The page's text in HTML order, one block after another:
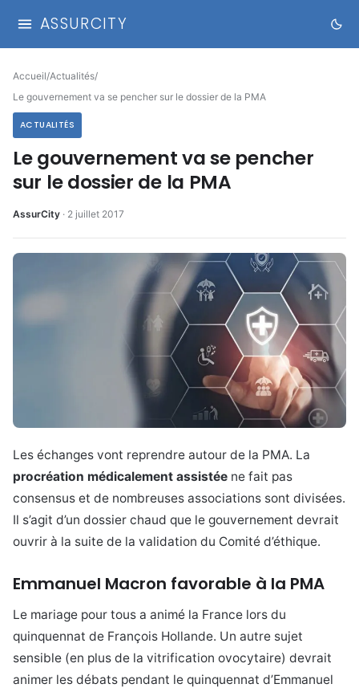
ASSURCITY
Accueil/Actualités/
Le gouvernement va se pencher sur le dossier de la PMA
ACTUALITÉS
Le gouvernement va se pencher
sur le dossier de la PMA
AssurCity · 2 juillet 2017
Les échanges vont reprendre autour de la PMA. La
procréation médicalement assistée ne fait pas
consensus et de nombreuses associations sont divisées.
Il s’agit d’un dossier chaud que le gouvernement devrait
ouvrir à la suite de la validation du Comité d’éthique.
Emmanuel Macron favorable à la PMA
Le mariage pour tous a animé la France lors du
quinquennat de François Hollande. Un autre sujet
sensible (en plus de la vitrification ovocytaire) devrait
animer les débats pendant le quinquennat d’Emmanuel